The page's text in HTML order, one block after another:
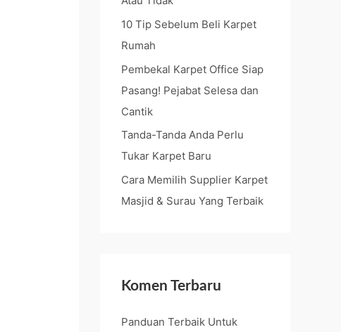
o
r
:
10 Tip Sebelum Beli Karpet
Rumah
Pembekal Karpet Office Siap
Pasang! Pejabat Selesa dan
Cantik
Tanda-Tanda Anda Perlu
Tukar Karpet Baru
Cara Memilih Supplier Karpet
Masjid & Surau Yang Terbaik
Komen Terbaru
Panduan Terbaik Untuk